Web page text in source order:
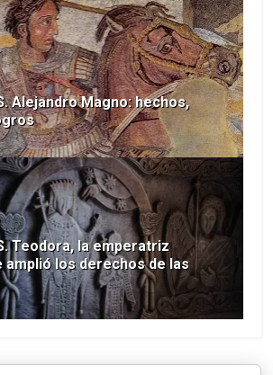
Alejandro Magno: hechos,
Teodora, la emperatriz
amplió los derechos de las